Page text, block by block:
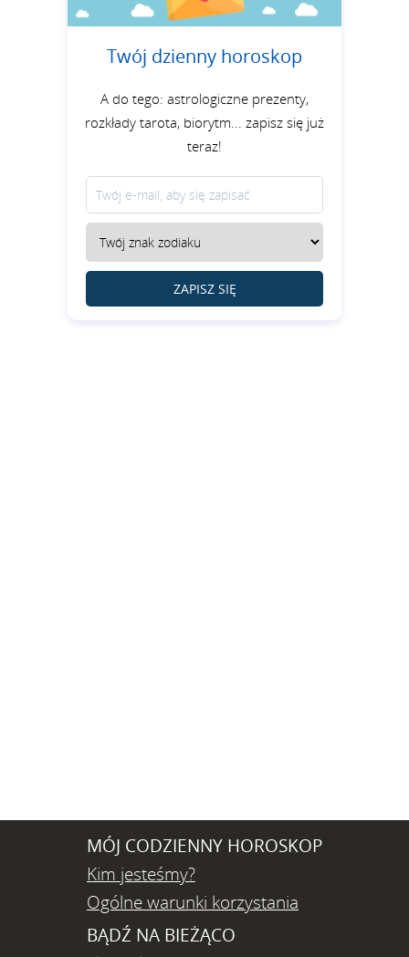
Twój dzienny horoskop
A do tego: astrologiczne prezenty,
rozkłady tarota, biorytm... zapisz się już
teraz!
ZAPISZ SIĘ
MÓJ CODZIENNY HOROSKOP
Kim jesteśmy?
Ogólne warunki korzystania
BĄDŹ NA BIEŻĄCO